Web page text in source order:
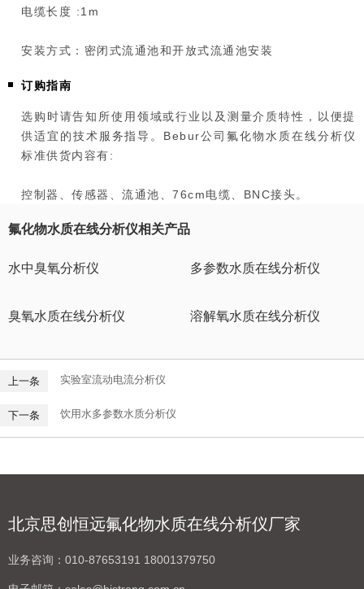
电缆长度 :1m
安装方式：密闭式流通池和开放式流通池安装
订购指南
选购时请告知所使用领域或行业以及测量介质特性，以便提
供适宜的技术服务指导。Bebur公司氟化物水质在线分析仪
标准供货内容有:
控制器、传感器、流通池、76cm电缆、BNC接头。
氟化物水质在线分析仪相关产品
水中臭氧分析仪 多参数水质在线分析仪
臭氧水质在线分析仪 溶解氧水质在线分析仪
上一条 实验室流动电流分析仪
下一条 饮用水多参数水质分析仪
北京思创恒远氟化物水质在线分析仪厂家
业务咨询： 010-87653191 18001379750